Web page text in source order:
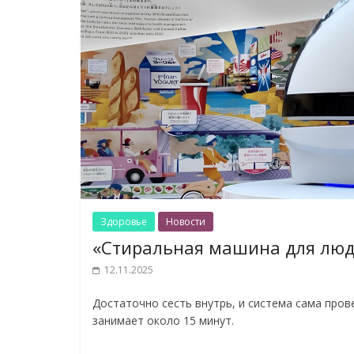
Здоровье Новости
«Стиральная машина для
12.11.2025
Достаточно сесть внутрь, и система сама
занимает около 15 минут.